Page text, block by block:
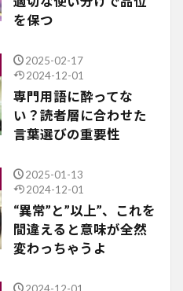
を保つ
2025-02-17
2024-12-01
専門用語に酔ってな
い？読者層に合わせた
言葉選びの重要性
2025-01-13
2024-12-01
“異常”と”以上”、これを
間違えると意味が全然
変わっちゃうよ
2024-12-01